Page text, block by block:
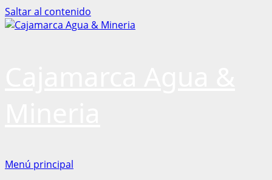
Saltar al contenido
Menú principal